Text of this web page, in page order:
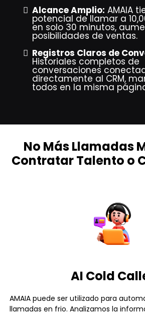
Alcance Amplio: AMAIA
potencial de llamar a
en solo 30 minutos,
posibilidades de ventas.
Registros Claros de
Historiales completos de
conversaciones
directamente al CRM,
todos en la misma
No Más Llamadas
Contratar Talento o
AI Cold
AMAIA puede ser utilizado para
llamadas en frio. Analizamos la